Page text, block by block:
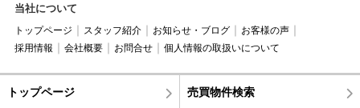
当社について
トップページ スタッフ紹介 お知らせ・ブログ
お客様の声
採用情報
会社概要 お問合せ 個人情報の取扱いについて
トップページ 売買物件検索